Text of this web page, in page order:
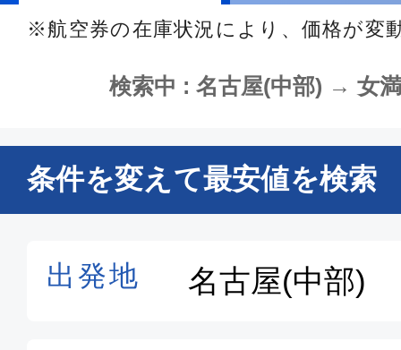
※航空券の在庫状況により、価格が変
検索中 : 名古屋(中部) → 女
条件を変えて最安値を検索